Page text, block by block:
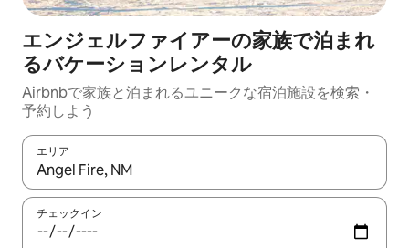
エンジェルファイアーの家族で泊まれ
るバケーションレンタル
Airbnbで家族と泊まれるユニークな宿泊施設を検索・
予約しよう
エリア
検索結果が表示されたら、上下の矢印キーを使って移動するか
チェックイン